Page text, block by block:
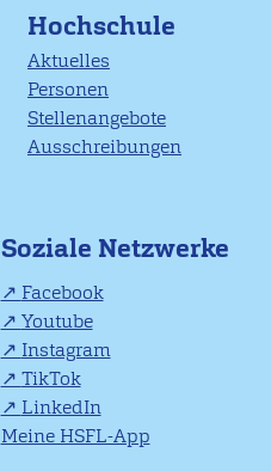
Hochschule
Aktuelles
Personen
Stellenangebote
Ausschreibungen
Soziale Netzwerke
Facebook
Youtube
Instagram
TikTok
LinkedIn
Meine HSFL-App